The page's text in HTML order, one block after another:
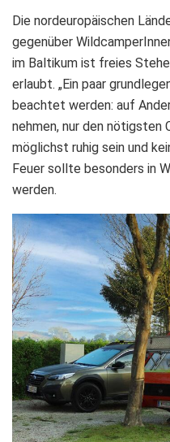
Die nordeuropäischen
gegenüber
im Baltikum ist freies
erlaubt. „Ein paar
beachtet werden: auf
nehmen, nur den nötigsten
möglichst ruhig sein und
Feuer sollte besonders in
werden.